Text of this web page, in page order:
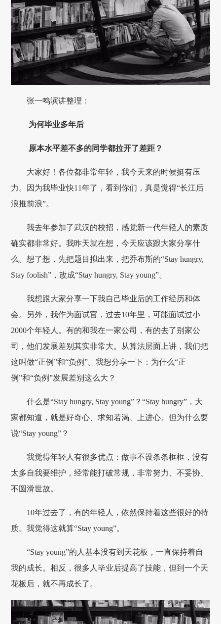
张一鸣演讲整理：
为何毕业多年后
原本水平差不多的同学都拉开了差距？
大家好！各位都非常年轻，我今天来的时候挺有压
力。因为我毕业快11年了，看到你们，真是觉得“长江后
浪推前浪”。
我去年参加了武汉的校招，感觉新一代年轻人的素质
确实都非常好。我昨天就在想，今天应该跟大家分享什
么。想了想，先把题目拟出来，把乔布斯的“Stay hungry,
Stay foolish”，改成“Stay hungry, Stay young”。
我想跟大家分享一下我自己毕业后的工作经历和体
会。另外，我作为面试官，过去10年里，可能面试过小
2000个年轻人。有的和我在一家公司，有的去了别家公
司，他们发展差别其实非常大。从算法层面上讲，我们把
这叫做“正例”和“负例”。我想分享一下：为什么“正
例”和“负例”发展差别这么大？
什么是“Stay hungry, Stay young”？“Stay hungry”，大
家都知道，就是好奇心、求知若渴、上进心。但为什么要
说“Stay young”？
我觉得年轻人有很多优点：做事不设条条框框，没有
太多自我要维护，经常能打破常规，非常努力、不妥协、
不圆滑世故。
10年过去了，有的年轻人，依然保持着这些很好的特
质。我觉得这就算“Stay young”。
“Stay young”的人基本没有到天花板，一直保持着自
我的成长。相反，很多人毕业后提高了技能，但到一个天
花板后，就不再成长了。